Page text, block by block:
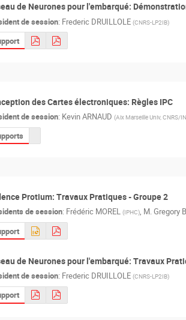
de Neurones pour l'embarqué:
de session: Frederic DRUILLOLE (CNRS-LP2IB)
des Cartes électroniques: Règles IPC
de session: Kevin ARNAUD (Aix Marseille Univ, CNRS/
Protium: Travaux Pratiques - Groupe 2
de session: Frédéric MOREL (IPHC), M.Gregory
de Neurones pour l'embarqué: Travaux
de session: Frederic DRUILLOLE (CNRS-LP2IB)